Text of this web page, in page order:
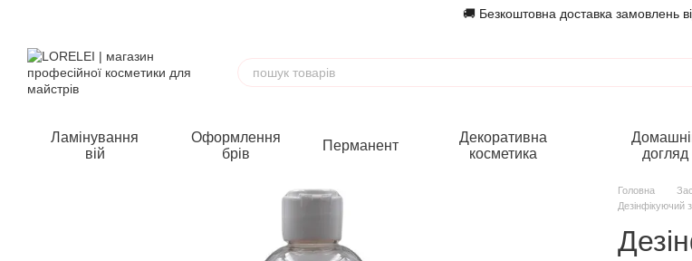
🚚 Безкоштовна доставка замовлень
Ламінування
вій
Оформлення
брів
Перманент
Декоративна
косметика
догляд
Головна
Дезінфікуючий